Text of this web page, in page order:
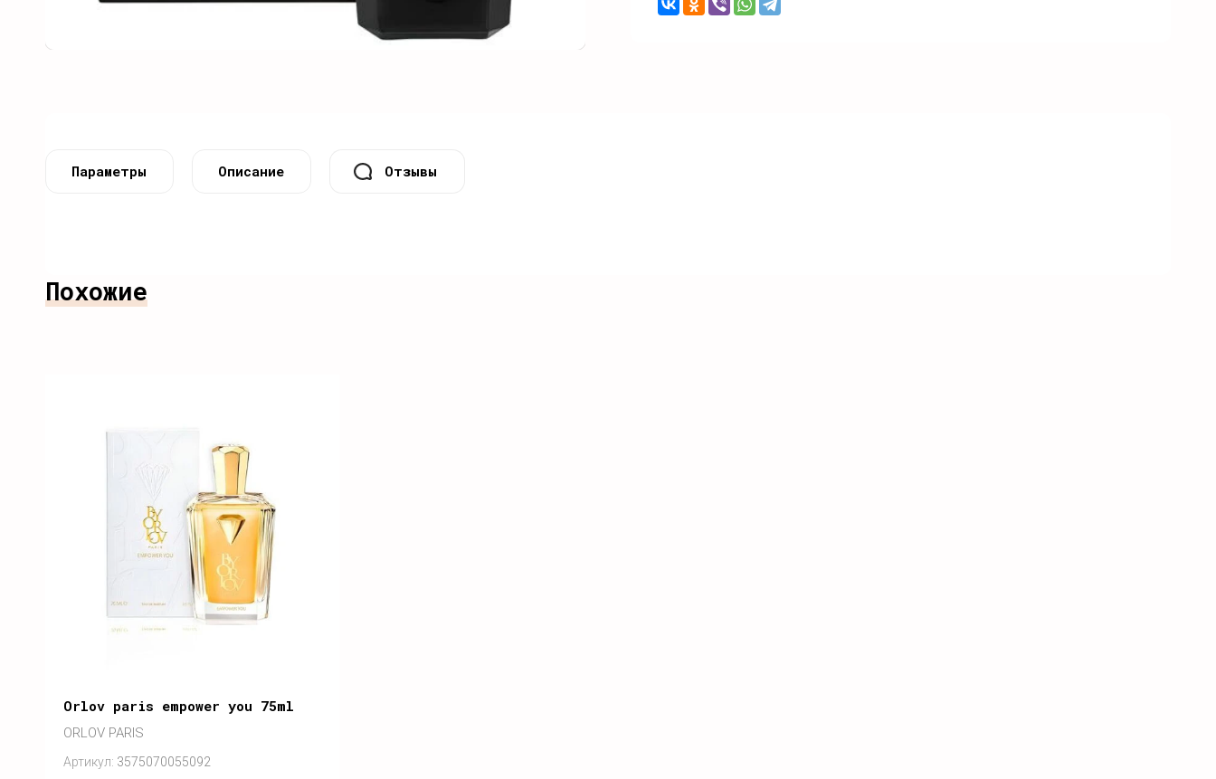
Параметры Описание Отзывы
Похожие
Orlov paris empower you 75ml
ORLOV PARIS
Артикул: 3575070055092